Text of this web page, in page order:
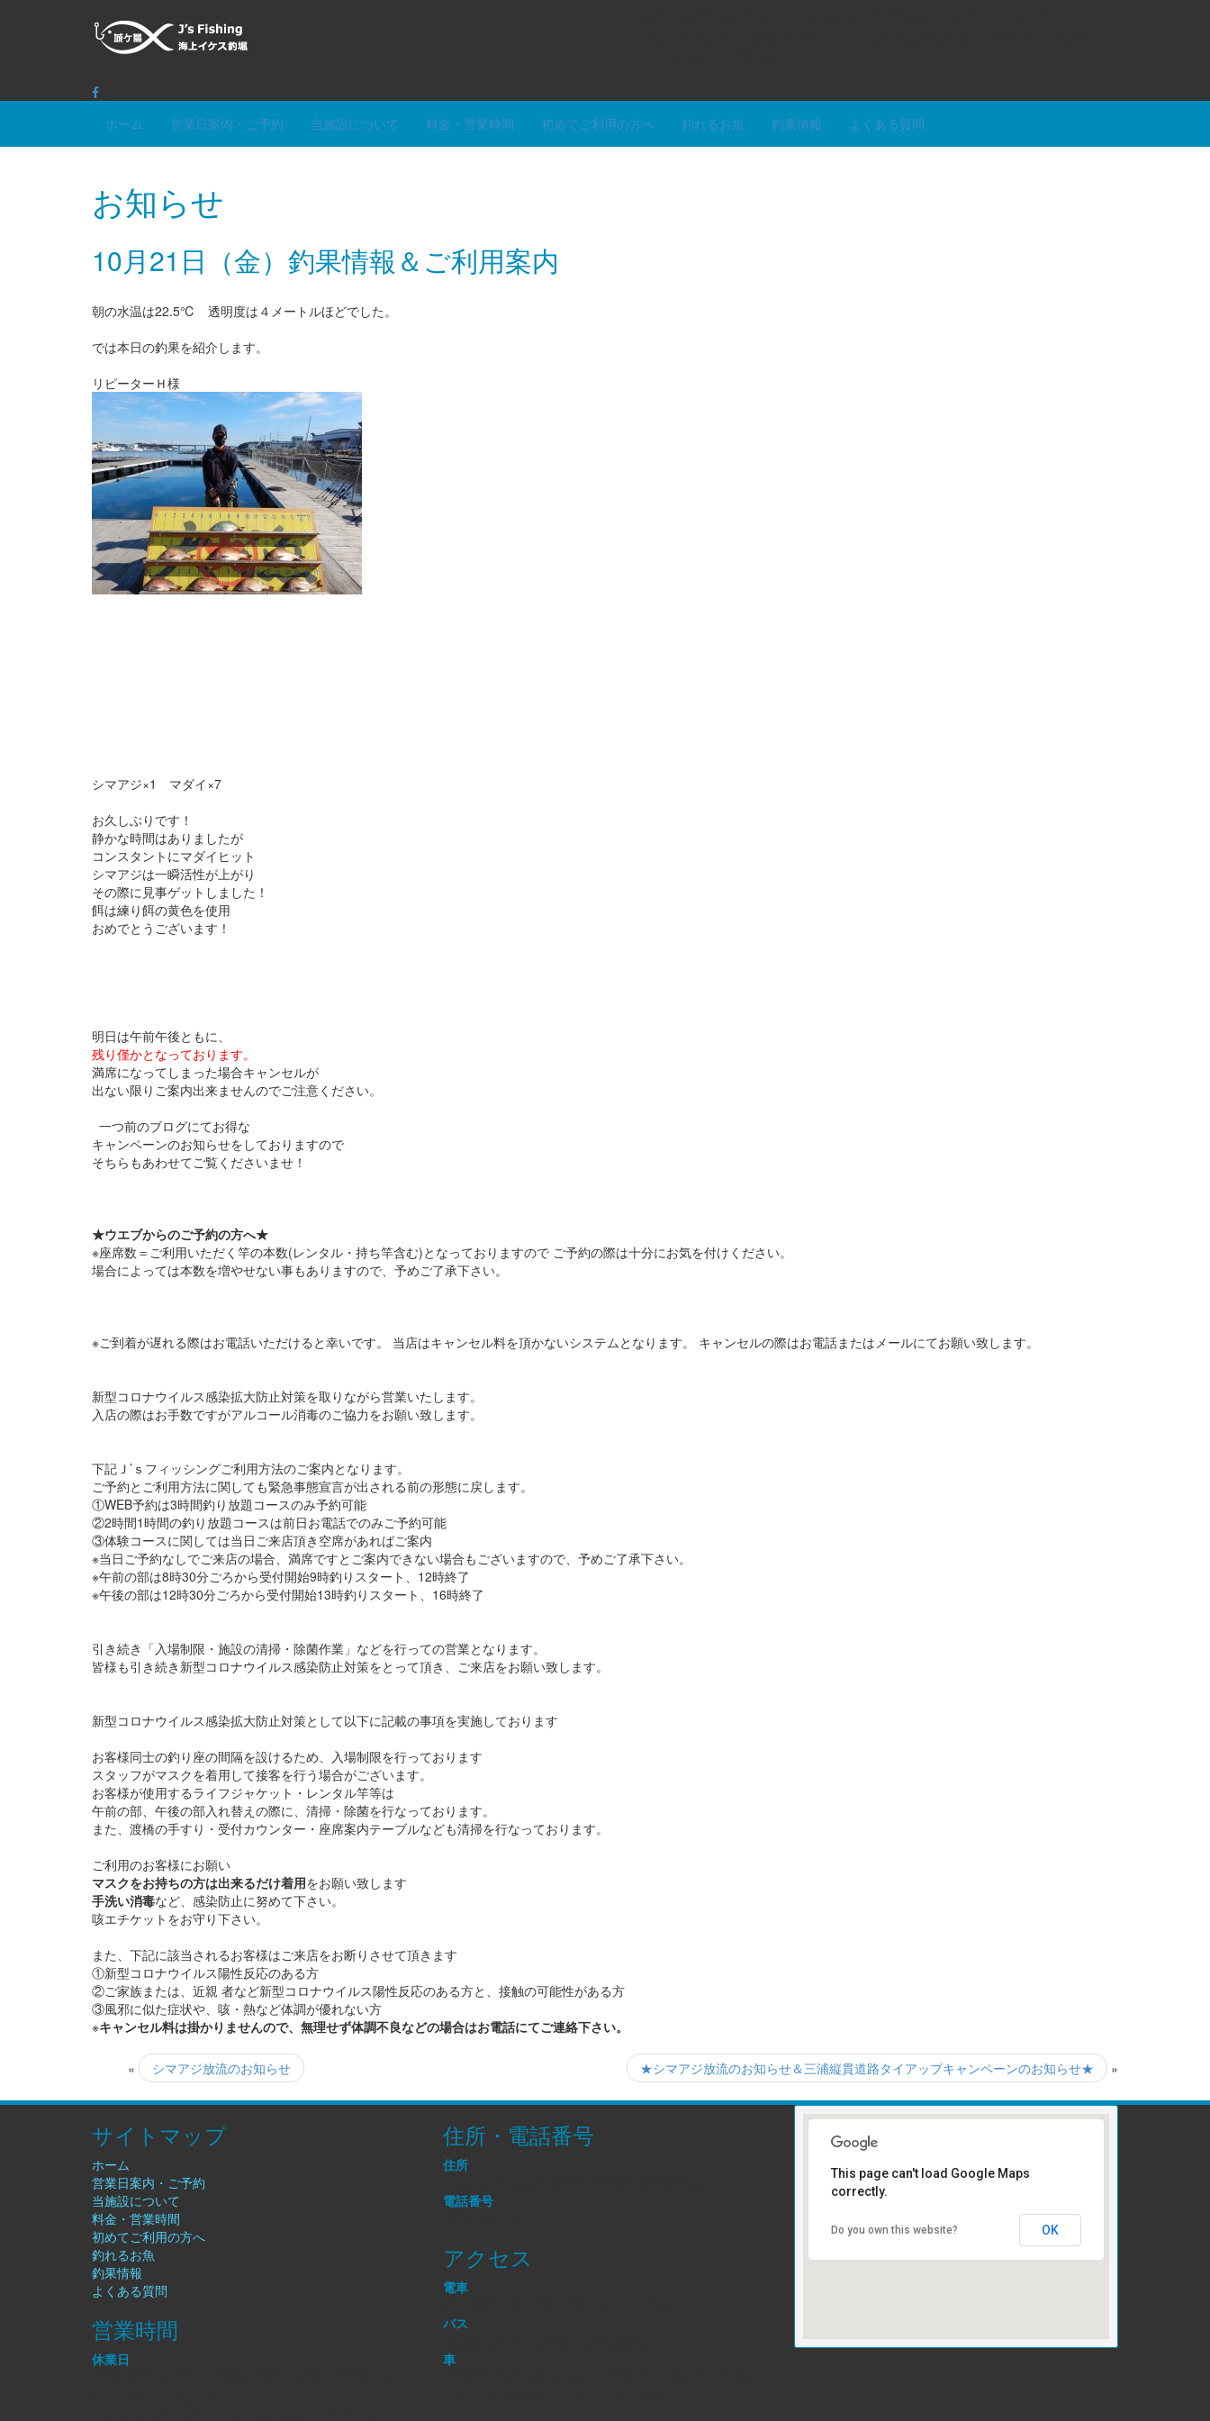
ホーム 営業日案内・ご予約 当施設について 料金・営業時間 初めてご利用の方へ 釣れるお魚 釣果情報 よくある質問
お知らせ
10月21日（金）釣果情報＆ご利用案内
朝の水温は22.5℃ 透明度は４メートルほどでした。
では本日の釣果を紹介します。
リピーターＨ様
シマアジ×1 マダイ×7
お久しぶりです！
静かな時間はありましたが
コンスタントにマダイヒット
シマアジは一瞬活性が上がり
その際に見事ゲットしました！
餌は練り餌の黄色を使用
おめでとうございます！
明日は午前午後ともに、
残り僅かとなっております。
満席になってしまった場合キャンセルが
出ない限りご案内出来ませんのでご注意ください。
一つ前のブログにてお得な
キャンペーンのお知らせをしておりますので
そちらもあわせてご覧くださいませ！
★ウエブからのご予約の方へ★
※座席数＝ご利用いただく竿の本数(レンタル・持ち竿含む)となっておりますので ご予約の際は十分にお気を付けください。
場合によっては本数を増やせない事もありますので、予めご了承下さい。
※ご到着が遅れる際はお電話いただけると幸いです。 当店はキャンセル料を頂かないシステムとなります。 キャンセルの際はお電話またはメールにてお願い致します。
新型コロナウイルス感染拡大防止対策を取りながら営業いたします。
入店の際はお手数ですがアルコール消毒のご協力をお願い致します。
下記Ｊ’ｓフィッシングご利用方法のご案内となります。
ご予約とご利用方法に関しても緊急事態宣言が出される前の形態に戻します。
①WEB予約は3時間釣り放題コースのみ予約可能
②2時間1時間の釣り放題コースは前日お電話でのみご予約可能
③体験コースに関しては当日ご来店頂き空席があればご案内
※当日ご予約なしでご来店の場合、満席ですとご案内できない場合もございますので、予めご了承下さい。
※午前の部は8時30分ごろから受付開始9時釣りスタート、12時終了
※午後の部は12時30分ごろから受付開始13時釣りスタート、16時終了
引き続き「入場制限・施設の清掃・除菌作業」などを行っての営業となります。
皆様も引き続き新型コロナウイルス感染防止対策をとって頂き、ご来店をお願い致します。
新型コロナウイルス感染拡大防止対策として以下に記載の事項を実施しております
お客様同士の釣り座の間隔を設けるため、 入場制限を行っております
スタッフがマスクを着用して接客を行う場合がございます。
お客様が使用するライフジャケット・レンタル竿等は
午前の部、午後の部入れ替えの際に、清掃・ 除菌を行なっております。
また、渡橋の手すり・受付カウンター・ 座席案内テーブルなども清掃を行なっております。
ご利用のお客様にお願い
マスクをお持ちの方は出来るだけ着用をお願い致します
手洗い消毒など、感染防止に努めて下さい。
咳エチケットをお守り下さい。
また、下記に該当されるお客様はご来店をお断りさせて頂きます
①新型コロナウイルス陽性反応のある方
②ご家族または、 近親 者など新型コロナウイルス陽性反応のある方と、 接触の可能性がある方
③風邪に似た症状や、咳・熱など体調が優れない方
※キャンセル料は掛かりませんので、無理せず体調不良などの場合はお電話にてご連絡下さい。
« シマアジ放流のお知らせ ★シマアジ放流のお知らせ＆三浦縦貫道路タイアップキャンペーンのお知らせ★ »
サイトマップ
ホーム
営業日案内・ご予約
当施設について
料金・営業時間
初めてご利用の方へ
釣れるお魚
釣果情報
よくある質問
営業時間
休業日
住所・電話番号
住所
電話番号
アクセス
電車
バス
車
This page can't load Google Maps
correctly.
Do you own this website? OK